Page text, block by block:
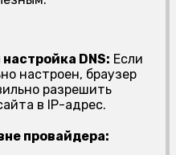
DNS: Если
настроен, браузер
разрешить
в IP-адрес.
провайдера: